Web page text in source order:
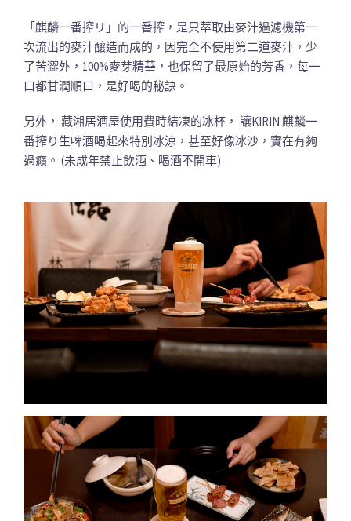
「麒麟一番搾リ」的一番搾，是只萃取由麥汁過濾機第一
次流出的麥汁釀造而成的，因完全不使用第二道麥汁，少
了苦澀外，100%麥芽精華，也保留了最原始的芳香，每一
口都甘潤順口，是好喝的秘訣。
另外， 藏湘居酒屋使用費時結凍的冰杯， 讓KIRIN 麒麟一
番搾り生啤酒喝起來特別冰涼，甚至好像冰沙，實在有夠
過癮。 (未成年禁止飲酒、喝酒不開車)